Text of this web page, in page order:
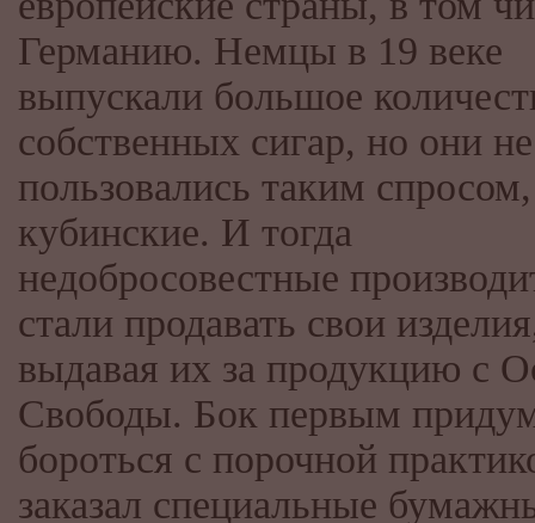
Германию. Немцы в 19 веке
выпускали большое
собственных сигар, но они не
пользовались таким
кубинские. И тогда
недобросовестные
стали продавать свои
выдавая их за продукцию с
Свободы. Бок первым
бороться с порочной
заказал специальные